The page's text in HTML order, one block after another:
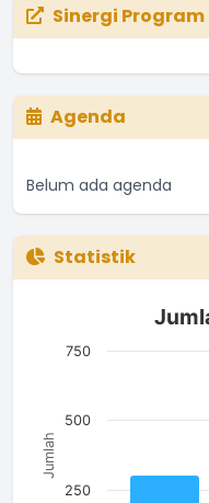
Sinergi Program
Agenda
Belum ada agenda
Statistik
Jumlah Penduduk
Bar chart with 3 bars.
The chart has 1 X axis
Jumlah
250
500
750